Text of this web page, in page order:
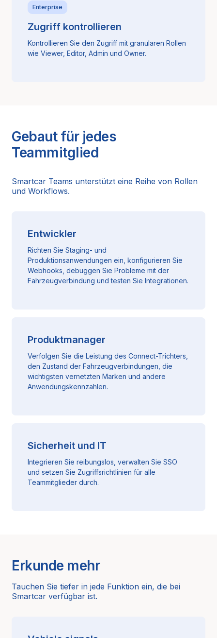
Enterprise
Zugriff kontrollieren
Kontrollieren Sie den Zugriff mit granularen Rollen
wie Viewer, Editor, Admin und Owner.
Gebaut für jedes
Teammitglied
Smartcar Teams unterstützt eine Reihe von Rollen
und Workflows.
Entwickler
Richten Sie Staging- und
Produktionsanwendungen ein, konfigurieren Sie
Webhooks, debuggen Sie Probleme mit der
Fahrzeugverbindung und testen Sie Integrationen.
Produktmanager
Verfolgen Sie die Leistung des Connect-Trichters,
den Zustand der Fahrzeugverbindungen, die
wichtigsten vernetzten Marken und andere
Anwendungskennzahlen.
Sicherheit und IT
Integrieren Sie reibungslos, verwalten Sie SSO
und setzen Sie Zugriffsrichtlinien für alle
Teammitglieder durch.
Erkunde mehr
Tauchen Sie tiefer in jede Funktion ein, die bei
Smartcar verfügbar ist.